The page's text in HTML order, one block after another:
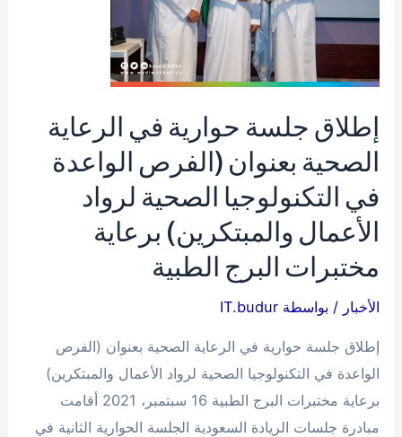
إطلاق جلسة حوارية في الرعاية
الصحية بعنوان (الفرص الواعدة
في التكنولوجيا الصحية لرواد
الأعمال والمبتكرين) برعاية
مختبرات البرج الطبية
الأخبار / بواسطة IT.budur
إطلاق جلسة حوارية في الرعاية الصحية بعنوان (الفرص
الواعدة في التكنولوجيا الصحية لرواد الأعمال والمبتكرين)
برعاية مختبرات البرج الطبية 16 سبتمبر، 2021 أقامت
مبادرة جلسات الريادة السعودية الجلسة الحوارية الثانية في